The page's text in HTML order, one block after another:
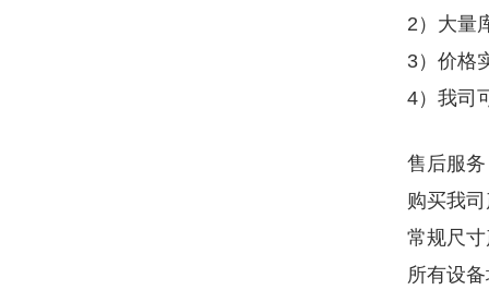
2）大量
3）价格
4）我司
售后服
购买我
常规尺
所有设